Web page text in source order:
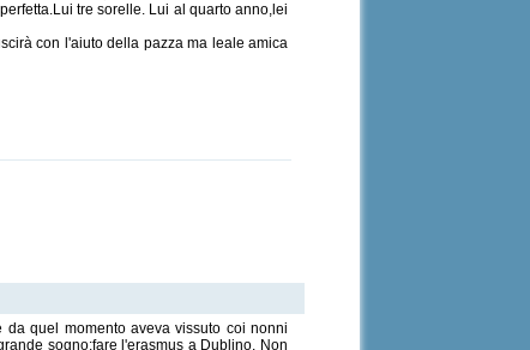
tre sorelle. Lui al quarto anno,lei
con l'aiuto della pazza ma leale amica
quel momento aveva vissuto coi nonni
sogno:fare l'erasmus a Dublino. Non